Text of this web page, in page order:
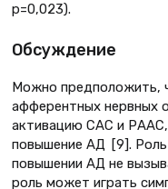
р=0,023).
Обсуждение
Можно предположить,
афферентных нервных
активацию САС и РААС,
повышение АД [9]. Роль
повышении АД не
роль может играть